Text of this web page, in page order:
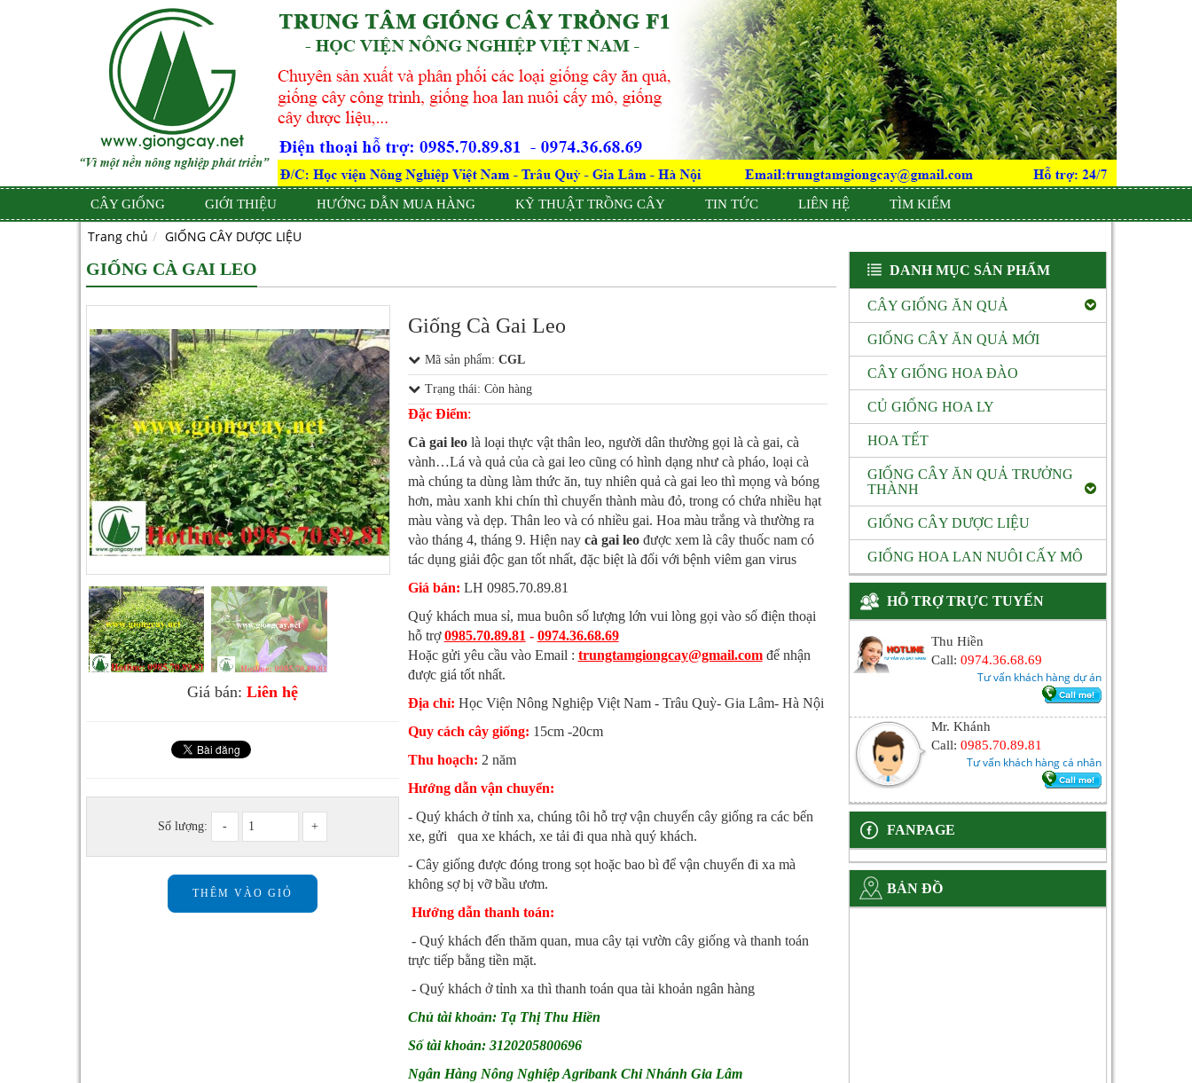
CÂY GIỐNG GIỚI THIỆU HƯỚNG DẪN MUA HÀNG KỸ THUẬT TRỒNG CÂY TIN TỨC LIÊN HỆ TÌM KIẾM
Trang chủ GIỐNG CÂY DƯỢC LIỆU
GIỐNG CÀ GAI LEO
Giá bán: Liên hệ
Số lượng:
Giống Cà Gai Leo
Mã sản phẩm: CGL
Trạng thái: Còn hàng
Đặc Điểm:
Cà gai leolà loại thực vật thân leo, người dân thường gọi là cà gai, cà
vành…Lá và quả của cà gai leo cũng có hình dạng như cà pháo, loại cà
mà chúng ta dùng làm thức ăn, tuy nhiên quả cà gai leo thì mọng và bóng
hơn, màu xanh khi chín thì chuyển thành màu đỏ, trong có chứa nhiều hạt
màu vàng và dẹp. Thân leo và có nhiều gai. Hoa màu trắng và thường ra
vào tháng 4, tháng 9. Hiện nay cà gai leođược xem là cây thuốc nam có
tác dụng giải độc gan tốt nhất, đặc biệt là đối với bệnh viêm gan virus
Giá bán: LH 0985.70.89.81
Quý khách mua sỉ, mua buôn số lượng lớn vui lòng gọi vào số điện thoại
hỗ trợ0985.70.89.81 - 0974.36.68.69
Hoặc gửi yêu cầu vào Email : trungtamgiongcay@gmail.com để nhận
được giá tốt nhất.
Địa chỉ: Học Viện Nông Nghiệp Việt Nam - Trâu Quỳ- Gia Lâm- Hà Nội
Quy cách cây giống: 15cm -20cm
Thu hoạch: 2 năm
Hướng dẫn vận chuyển:
- Quý khách ở tỉnh xa, chúng tôi hỗ trợ vận chuyển cây giống ra các bến
xe, gửi qua xe khách, xe tải đi qua nhà quý khách.
- Cây giống được đóng trong sọt hoặc bao bì để vận chuyển đi xa mà
không sợ bị vỡ bầu ươm.
Hướng dẫn thanh toán:
- Quý khách đến thăm quan, mua cây tại vườn cây giống và thanh toán
trực tiếp bằng tiền mặt.
- Quý khách ở tỉnh xa thì thanh toán qua tài khoản ngân hàng
Chủ tài khoản: Tạ Thị Thu Hiền
Số tài khoản: 3120205800696
Ngân Hàng Nông Nghiệp Agribank Chi Nhánh Gia Lâm
DANH MỤC SẢN PHẨM
CÂY GIỐNG ĂN QUẢ
GIỐNG CÂY ĂN QUẢ MỚI
CÂY GIỐNG HOA ĐÀO
CỦ GIỐNG HOA LY
HOA TẾT
GIỐNG CÂY ĂN QUẢ TRƯỞNG
THÀNH
GIỐNG CÂY DƯỢC LIỆU
GIỐNG HOA LAN NUÔI CẤY MÔ
HỖ TRỢ TRỰC TUYẾN
Thu Hiền
Call:0974.36.68.69
Tư vấn khách hàng dự án
Mr. Khánh
Call:0985.70.89.81
Tư vấn khách hàng cá nhân
FANPAGE
BẢN ĐỒ